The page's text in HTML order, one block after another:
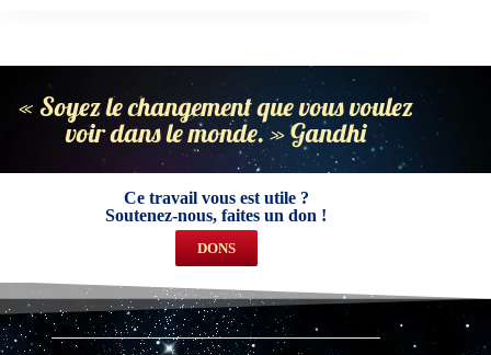
« Soyez le changement que vous voulez
voir dans le monde. » Gandhi
Ce travail vous est utile ?
Soutenez-nous, faites un don !
DONS